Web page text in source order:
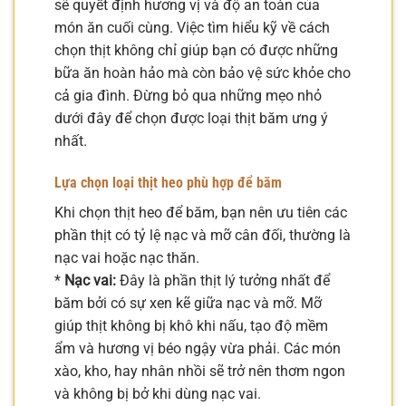
sẽ quyết định hương vị và độ an toàn của
món ăn cuối cùng. Việc tìm hiểu kỹ về cách
chọn thịt không chỉ giúp bạn có được những
bữa ăn hoàn hảo mà còn bảo vệ sức khỏe cho
cả gia đình. Đừng bỏ qua những mẹo nhỏ
dưới đây để chọn được loại thịt băm ưng ý
nhất.
Lựa chọn loại thịt heo phù hợp để băm
Khi chọn thịt heo để băm, bạn nên ưu tiên các
phần thịt có tỷ lệ nạc và mỡ cân đối, thường là
nạc vai hoặc nạc thăn.
* Nạc vai: Đây là phần thịt lý tưởng nhất để
băm bởi có sự xen kẽ giữa nạc và mỡ. Mỡ
giúp thịt không bị khô khi nấu, tạo độ mềm
ẩm và hương vị béo ngậy vừa phải. Các món
xào, kho, hay nhân nhồi sẽ trở nên thơm ngon
và không bị bở khi dùng nạc vai.